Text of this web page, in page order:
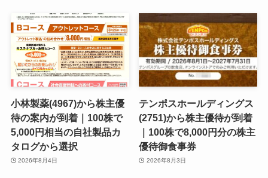
小林製薬(4967)から株主優
待の案内が到着｜100株で
5,000円相当の自社製品カ
タログから選択
2026年8月4日
テンポスホールディングス
(2751)から株主優待が到着
｜100株で8,000円分の株主
優待御食事券
2026年8月3日